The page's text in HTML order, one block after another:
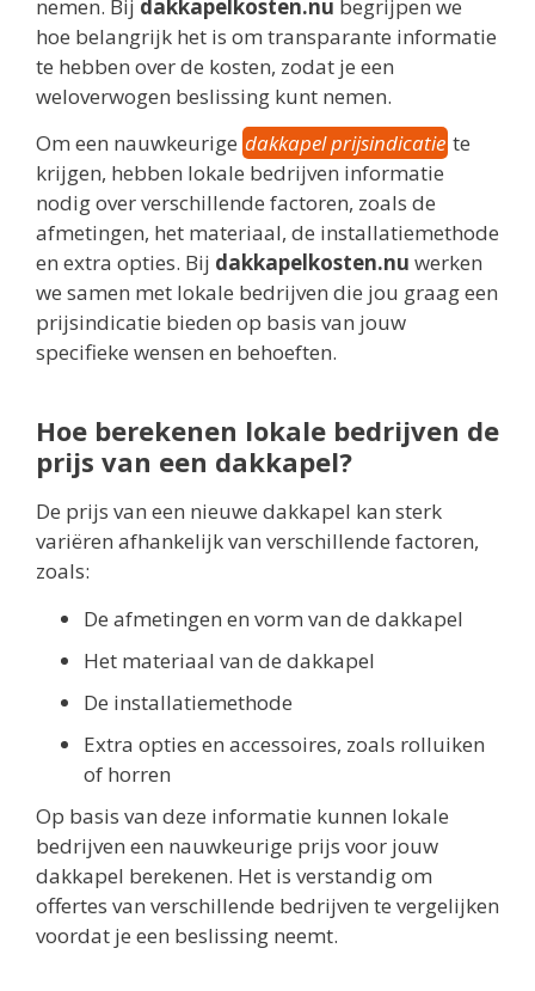
nemen. Bij dakkapelkosten.nu begrijpen we
hoe belangrijk het is om transparante informatie
te hebben over de kosten, zodat je een
weloverwogen beslissing kunt nemen.
Om een nauwkeurige dakkapel prijsindicatie te
krijgen, hebben lokale bedrijven informatie
nodig over verschillende factoren, zoals de
afmetingen, het materiaal, de installatiemethode
en extra opties. Bij dakkapelkosten.nu werken
we samen met lokale bedrijven die jou graag een
prijsindicatie bieden op basis van jouw
specifieke wensen en behoeften.
Hoe berekenen lokale bedrijven de
prijs van een dakkapel?
De prijs van een nieuwe dakkapel kan sterk
variëren afhankelijk van verschillende factoren,
zoals:
De afmetingen en vorm van de dakkapel
Het materiaal van de dakkapel
De installatiemethode
Extra opties en accessoires, zoals rolluiken
of horren
Op basis van deze informatie kunnen lokale
bedrijven een nauwkeurige prijs voor jouw
dakkapel berekenen. Het is verstandig om
offertes van verschillende bedrijven te vergelijken
voordat je een beslissing neemt.